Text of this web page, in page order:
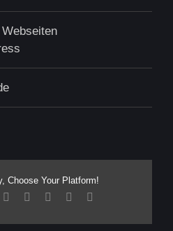
Choose Your Platform!
LinkedIn
TumblrPinterest